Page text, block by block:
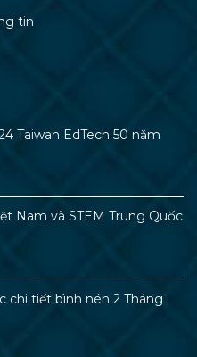
tin
Taiwan EdTech 50 năm
Nam và STEM Trung Quốc
chi tiết bình nén 2 Tháng